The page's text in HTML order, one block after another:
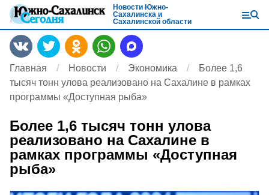
Новости Южно-
Сахалинска и
Сахалинской области
Главная Новости Экономика
Более 1,6
тысяч тонн улова реализовано на Сахалине в рамках
программы «Доступная рыба»
Более 1,6 тысяч тонн улова
реализовано на Сахалине в
рамках программы «Доступная
рыба»